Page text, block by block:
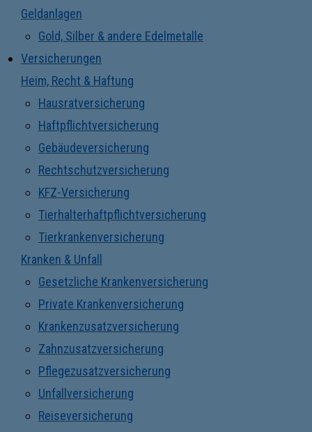
Geldanlagen
Gold, Silber & andere Edelmetalle
Versicherungen
Heim, Recht & Haftung
Hausratversicherung
Haftpflichtversicherung
Gebäudeversicherung
Rechtschutzversicherung
KFZ-Versicherung
Tierhalterhaftpflichtversicherung
Tierkrankenversicherung
Kranken & Unfall
Gesetzliche Krankenversicherung
Private Krankenversicherung
Krankenzusatzversicherung
Zahnzusatzversicherung
Pflegezusatzversicherung
Unfallversicherung
Reiseversicherung